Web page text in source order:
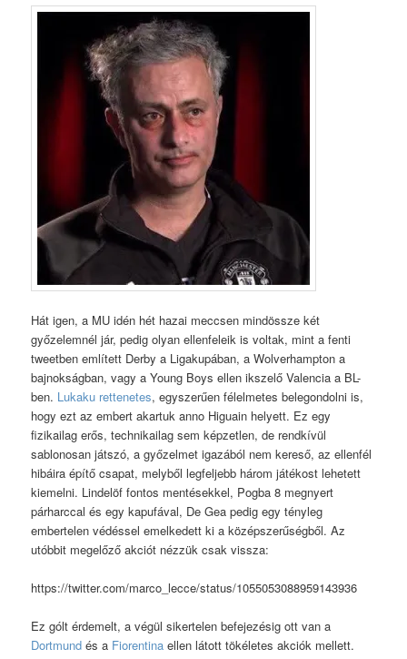
Hát igen, a MU idén hét hazai meccsen mindössze két
győzelemnél jár, pedig olyan ellenfeleik is voltak, mint a fenti
tweetben említett Derby a Ligakupában, a Wolverhampton a
bajnokságban, vagy a Young Boys ellen ikszelő Valencia a BL-
ben. Lukaku rettenetes, egyszerűen félelmetes belegondolni is,
hogy ezt az embert akartuk anno Higuain helyett. Ez egy
fizikailag erős, technikailag sem képzetlen, de rendkívül
sablonosan játszó, a győzelmet igazából nem kereső, az ellenfél
hibáira építő csapat, melyből legfeljebb három játékost lehetett
kiemelni. Lindelöf fontos mentésekkel, Pogba 8 megnyert
párharccal és egy kapufával, De Gea pedig egy tényleg
embertelen védéssel emelkedett ki a középszerűségből. Az
utóbbit megelőző akciót nézzük csak vissza:
https://twitter.com/marco_lecce/status/1055053088959143936
Ez gólt érdemelt, a végül sikertelen befejezésig ott van a
Dortmund és a Fiorentina ellen látott tökéletes akciók mellett.